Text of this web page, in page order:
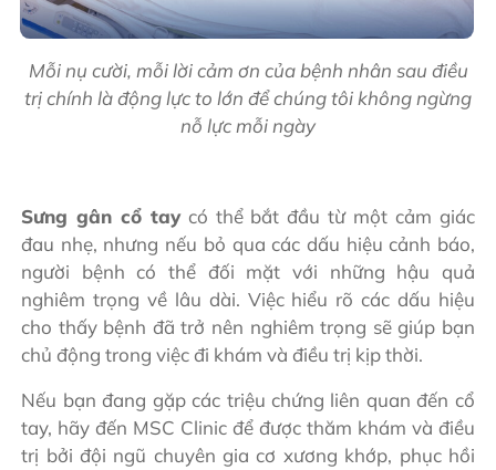
Mỗi nụ cười, mỗi lời cảm ơn của bệnh nhân sau điều
trị chính là động lực to lớn để chúng tôi không ngừng
nỗ lực mỗi ngày
Sưng gân cổ taycó thể bắt đầu từ một cảm giác
đau nhẹ, nhưng nếu bỏ qua các dấu hiệu cảnh báo,
người bệnh có thể đối mặt với những hậu quả
nghiêm trọng về lâu dài. Việc hiểu rõ các dấu hiệu
cho thấy bệnh đã trở nên nghiêm trọng sẽ giúp bạn
chủ động trong việc đi khám và điều trị kịp thời.
Nếu bạn đang gặp các triệu chứng liên quan đến cổ
tay, hãy đến MSC Clinic để được thăm khám và điều
trị bởi đội ngũ chuyên gia cơ xương khớp, phục hồi